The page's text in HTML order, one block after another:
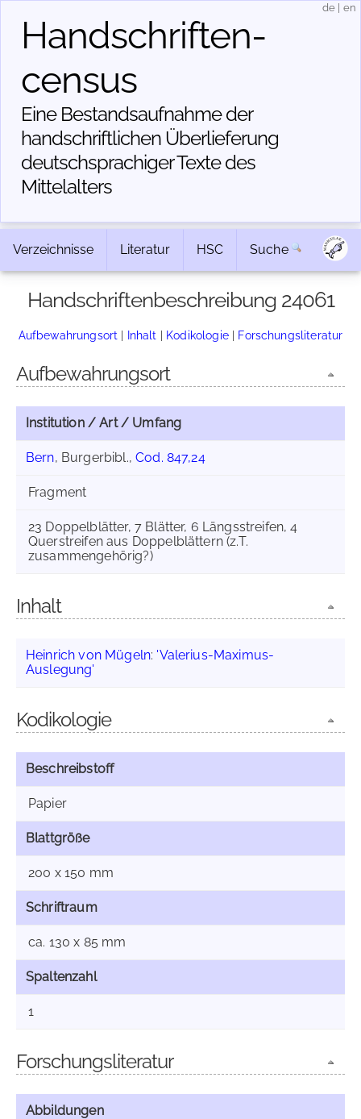
Handschriften­
census
Eine Bestandsaufnahme der
handschriftlichen Über­lieferung
deutschsprachiger Texte des
Mittelalters
de en
Verzeichnisse Literatur HSC Suche
Handschriftenbeschreibung 24061
Aufbewahrungsort | Inhalt | Kodikologie| Forschungsliteratur
Aufbewahrungsort
Institution / Art / Umfang
Bern, Burgerbibl.,Cod. 847,24
Fragment
23 Doppelblätter, 7 Blätter, 6 Längsstreifen, 4
Querstreifen aus Doppelblättern (z.T.
zusammengehörig?)
Inhalt
Heinrich von Mügeln: 'Valerius-Maximus-
Auslegung'
Kodikologie
Beschreibstoff
Papier
Blattgröße
200 x 150 mm
Schriftraum
ca. 130 x 85 mm
Spaltenzahl
1
Forschungsliteratur
Abbildungen